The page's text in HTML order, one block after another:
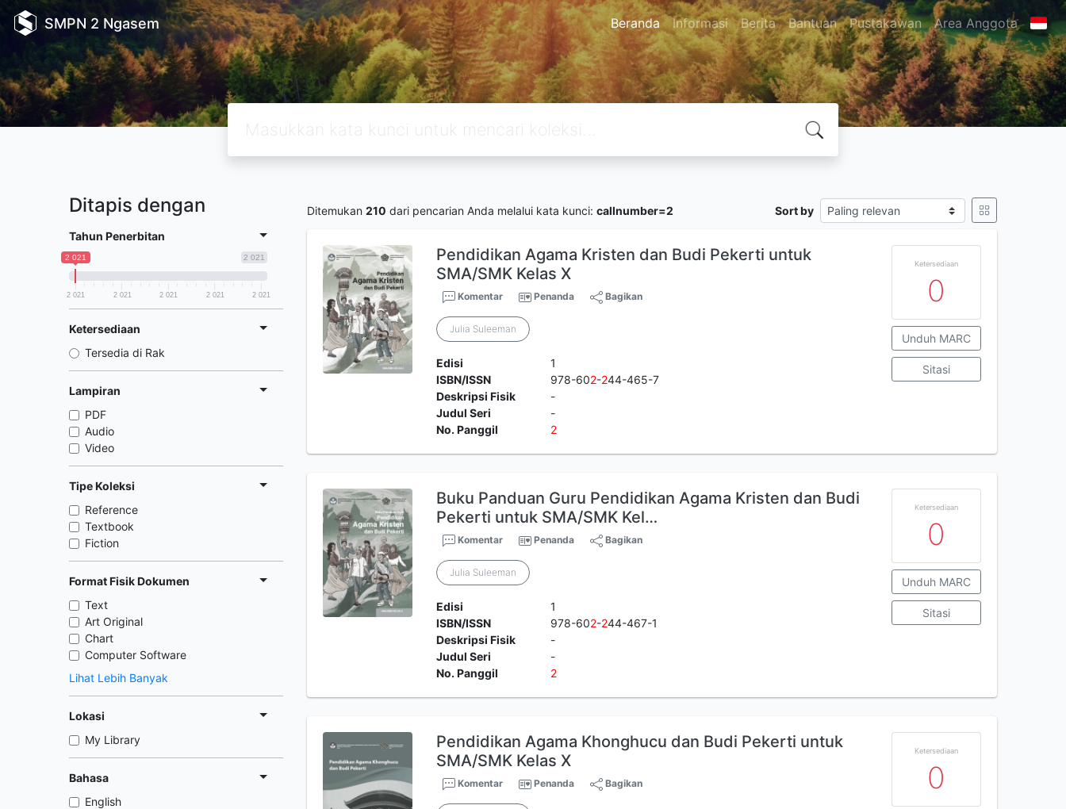
SMPN 2 Ngasem Beranda Informasi Berita Bantuan Pustakawan Area Anggota
Ditapis dengan
Tahun Penerbitan
2 021
2 021
2 021 2 021 2 021 2 021 2 021
Ketersediaan
Tersedia di Rak
Lampiran
PDF
Audio
Video
Tipe Koleksi
Reference
Textbook
Fiction
Format Fisik Dokumen
Text
Art Original
Chart
Computer Software
Lihat Lebih Banyak
Lokasi
My Library
Bahasa
English
Ditemukan 210 dari pencarian Anda melalui kata kunci: callnumber=2 Sort by
Pendidikan Agama Kristen dan Budi Pekerti untuk
SMA/SMK Kelas X
Komentar Penanda Bagikan
Julia Suleeman
Edisi
1
ISBN/ISSN
978-602-244-465-7
Deskripsi Fisik
-
Judul Seri
-
No. Panggil
2
Ketersediaan
0
Unduh MARC
Sitasi
Buku Panduan Guru Pendidikan Agama Kristen dan Budi
Pekerti untuk SMA/SMK Kel…
Komentar Penanda Bagikan
Julia Suleeman
Edisi
1
ISBN/ISSN
978-602-244-467-1
Deskripsi Fisik
-
Judul Seri
-
No. Panggil
2
Ketersediaan
0
Unduh MARC
Sitasi
Pendidikan Agama Khonghucu dan Budi Pekerti untuk
SMA/SMK Kelas X
Komentar Penanda Bagikan
Ketersediaan
0